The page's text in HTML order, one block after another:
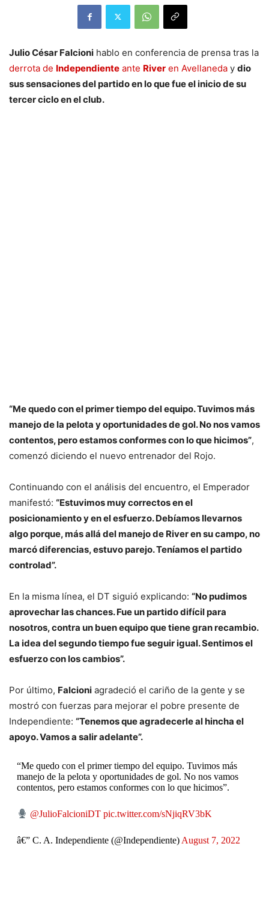
Julio César Falcioni hablo en conferencia de prensa tras la
derrota de Independiente ante River en Avellaneda y dio
sus sensaciones del partido en lo que fue el inicio de su
tercer ciclo en el club.
“Me quedo con el primer tiempo del equipo. Tuvimos más
manejo de la pelota y oportunidades de gol. No nos vamos
contentos, pero estamos conformes con lo que hicimos”,
comenzó diciendo el nuevo entrenador del Rojo.
Continuando con el análisis del encuentro, el Emperador
manifestó: “Estuvimos muy correctos en el
posicionamiento y en el esfuerzo. Debíamos llevarnos
algo porque, más allá del manejo de River en su campo, no
marcó diferencias, estuvo parejo. Teníamos el partido
controlad”.
En la misma línea, el DT siguió explicando: “No pudimos
aprovechar las chances. Fue un partido difícil para
nosotros, contra un buen equipo que tiene gran recambio.
La idea del segundo tiempo fue seguir igual. Sentimos el
esfuerzo con los cambios”.
Por último, Falcioni agradeció el cariño de la gente y se
mostró con fuerzas para mejorar el pobre presente de
Independiente: “Tenemos que agradecerle al hincha el
apoyo. Vamos a salir adelante”.
“Me quedo con el primer tiempo del equipo. Tuvimos más
manejo de la pelota y oportunidades de gol. No nos vamos
contentos, pero estamos conformes con lo que hicimos”.
@JulioFalcioniDT pic.twitter.com/sNjiqRV3bK
â€” C. A. Independiente (@Independiente) August 7, 2022